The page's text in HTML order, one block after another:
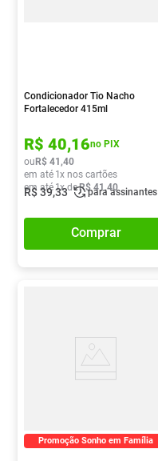
Condicionador Tio Nacho
Fortalecedor 415ml
R$ 40,16no PIX
ouR$ 41 ,40
em até 1x nos cartões
em até 1x deR$ 41 ,40
R$39,33 para assinantes
Comprar
Promoção Sonho em Família